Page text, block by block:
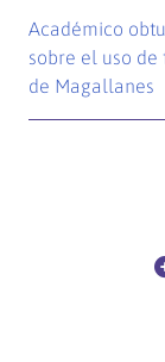
Académico
sobre el uso
de Magallanes